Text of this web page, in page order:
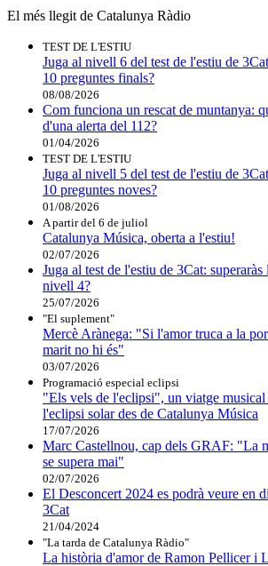
El més llegit de Catalunya Ràdio
TEST DE L'ESTIU
Juga al nivell 6 del test de l'estiu de
10 preguntes finals?
08/08/2026
Com funciona un rescat de muntanya:
d'una alerta del 112?
01/04/2026
TEST DE L'ESTIU
Juga al nivell 5 del test de l'estiu de
10 preguntes noves?
01/08/2026
A partir del 6 de juliol
Catalunya Música, oberta a l'estiu!
02/07/2026
Juga al test de l'estiu de 3Cat:
nivell 4?
25/07/2026
"El suplement"
Mercè Arànega: "Si l'amor truca a la
marit no hi és"
03/07/2026
Programació especial eclipsi
"Els vels de l'eclipsi", un viatge
l'eclipsi solar des de Catalunya Música
17/07/2026
Marc Castellnou, cap dels GRAF: "La
se supera mai"
02/07/2026
El Desconcert 2024 es podrà veure en
3Cat
21/04/2024
"La tarda de Catalunya Ràdio"
La història d'amor de Ramon Pellicer i